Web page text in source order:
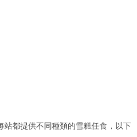
站都提供不同種類的雪糕任食，以下